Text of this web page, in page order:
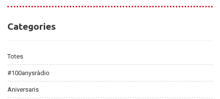
Categories
Categories
Totes
#100anysràdio
Aniversaris